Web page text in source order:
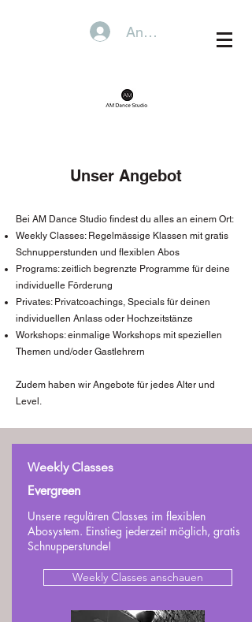
Anmelden
Unser Angebot
Bei AM Dance Studio findest du alles an einem Ort:
Weekly Classes: Regelmässige Klassen mit gratis
Schnupperstunden und flexiblen Abos
Programs: zeitlich begrenzte Programme für deine
individuelle Förderung
Privates: Privatcoachings, Specials für deinen
individuellen Anlass oder Hochzeitstänze
Workshops: einmalige Workshops mit speziellen
Themen und/oder Gastlehrern
Zudem haben wir Angebote für jedes Alter und
Level.
Weekly Classes
Evergreen
Unsere regulären Classes im flexiblen
Abosystem. Einstieg jederzeit möglich, gratis
Schnupperstunde!
Weekly Classes anschauen